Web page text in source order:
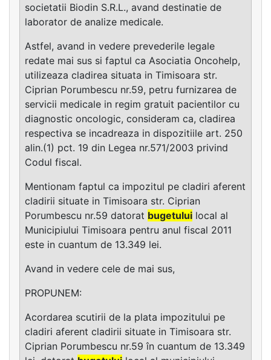
societatii Biodin S.R.L., avand destinatie de
laborator de analize medicale.
Astfel, avand in vedere prevederile legale
redate mai sus si faptul ca Asociatia Oncohelp,
utilizeaza cladirea situata in Timisoara str.
Ciprian Porumbescu nr.59, petru furnizarea de
servicii medicale in regim gratuit pacientilor cu
diagnostic oncologic, consideram ca, cladirea
respectiva se incadreaza in dispozitiile art. 250
alin.(1) pct. 19 din Legea nr.571/2003 privind
Codul fiscal.
Mentionam faptul ca impozitul pe cladiri aferent
cladirii situate in Timisoara str. Ciprian
Porumbescu nr.59 datorat bugetului local al
Municipiului Timisoara pentru anul fiscal 2011
este in cuantum de 13.349 lei.
Avand in vedere cele de mai sus,
PROPUNEM:
Acordarea scutirii de la plata impozitului pe
cladiri aferent cladirii situate in Timisoara str.
Ciprian Porumbescu nr.59 în cuantum de 13.349